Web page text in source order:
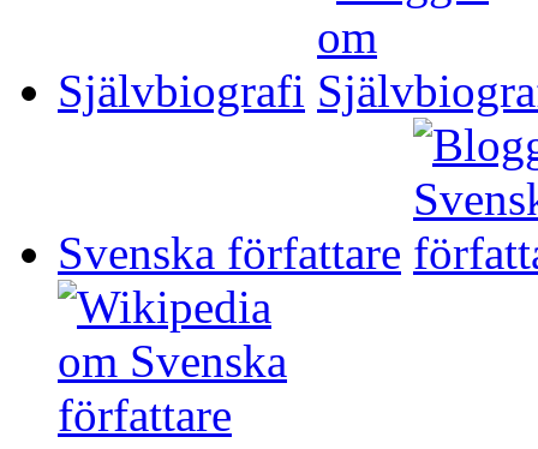
Självbiografi
Svenska författare